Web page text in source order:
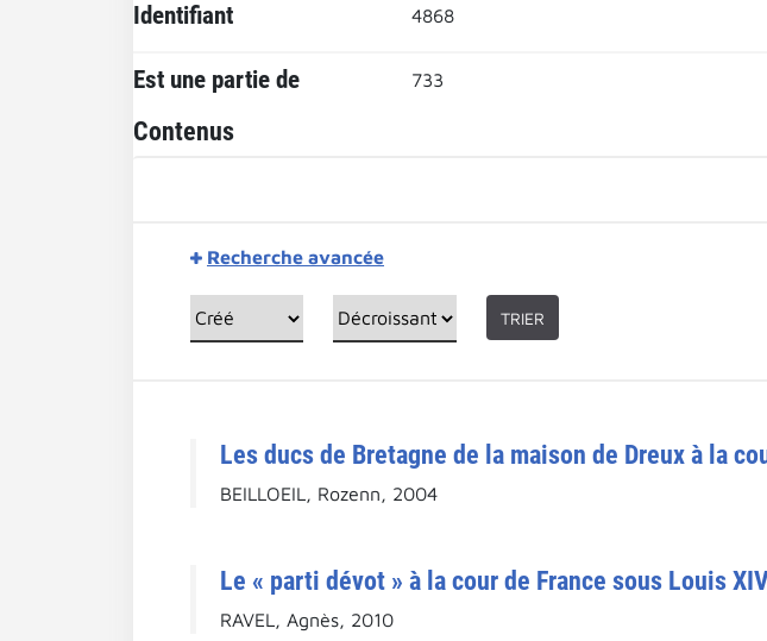
Identifiant 4868
Est une partie de 733
Contenus
Recherche avancée
TRIER
Les ducs de Bretagne de la maison de Dreux à la
BEILLOEIL, Rozenn, 2004
Le « parti dévot » à la cour de France sous Louis
RAVEL, Agnès, 2010